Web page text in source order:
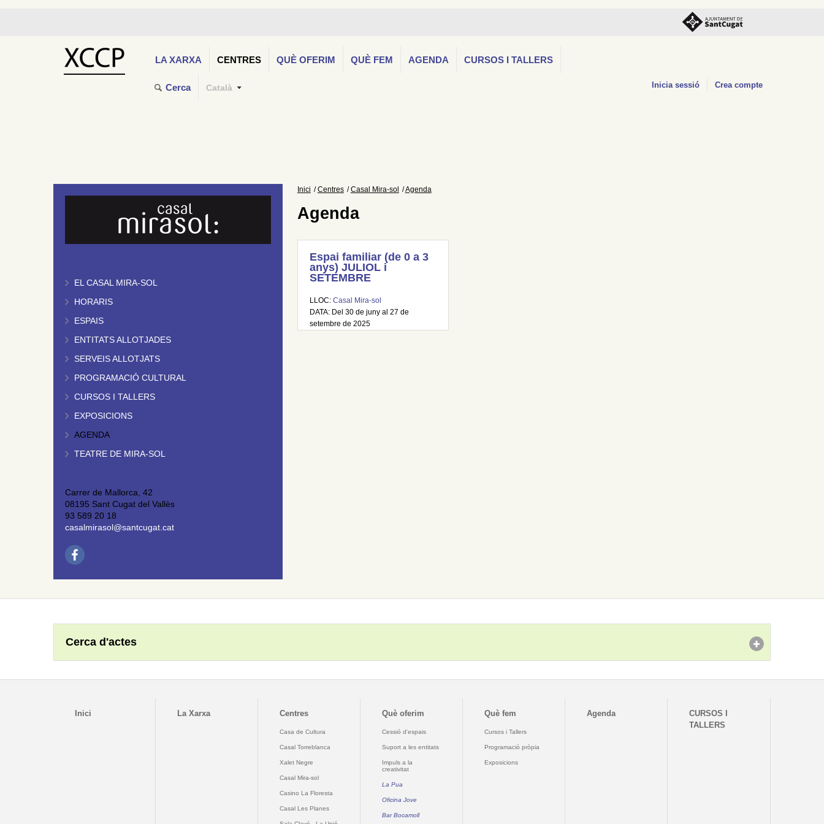
LA XARXA CENTRES QUÈ OFERIM QUÈ FEM AGENDA CURSOS I TALLERS
Cerca Català Inicia sessió Crea compte
EL CASAL MIRA-SOL
HORARIS
ESPAIS
ENTITATS ALLOTJADES
SERVEIS ALLOTJATS
PROGRAMACIÓ CULTURAL
CURSOS I TALLERS
EXPOSICIONS
AGENDA
TEATRE DE MIRA-SOL
Carrer de Mallorca, 42
08195 Sant Cugat del Vallès
93 589 20 18
casalmirasol@santcugat.cat
Inici Centres Casal Mira-sol Agenda
Agenda
Espai familiar (de 0 a 3
anys) JULIOL i
SETEMBRE
LLOC: Casal Mira-sol
DATA: Del 30 de juny al 27 de
setembre de 2025
Cerca d'actes
Inici La Xarxa Centres
Casa de Cultura
Casal Torreblanca
Xalet Negre
Casal Mira-sol
Casino La Floresta
Casal Les Planes
Què oferim
Cessió d'espais
Suport a les entitats
Impuls a la
creativitat
La Pua
Oficina Jove
Bar Bocamoll
Què fem
Cursos i Tallers
Programació pròpia
Exposicions
Agenda
CURSOS I
TALLERS